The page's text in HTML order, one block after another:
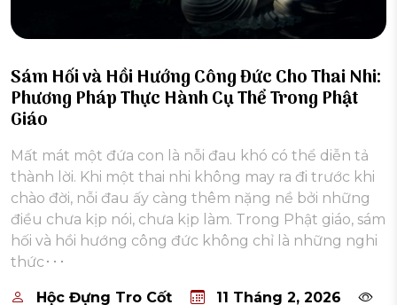
Sám Hối và Hồi Hướng Công Đức Cho Thai Nhi:
Phương Pháp Thực Hành Cụ Thể Trong Phật
Giáo
Mất mát một đứa con là nỗi đau khó có thể diễn tả
thành lời. Khi một thai nhi không may ra đi trước khi
chào đời, nỗi đau ấy càng thêm nặng nề bởi những
điều chưa kịp nói, chưa kịp làm. Trong Phật giáo, sám
hối và hồi hướng công đức không chỉ là những nghi
thức･･･
Hộc Đựng Tro Cốt
11 Tháng 2, 2026